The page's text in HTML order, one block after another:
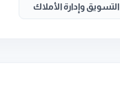
التسويق وإدارة الأملاك